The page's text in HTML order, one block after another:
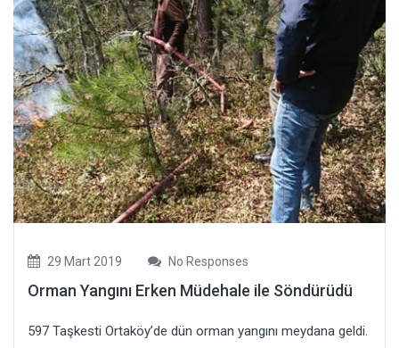
29 Mart 2019 No Responses
Orman Yangını Erken Müdehale ile Söndürüdü
597 Taşkesti Ortaköy’de dün orman yangını meydana geldi.